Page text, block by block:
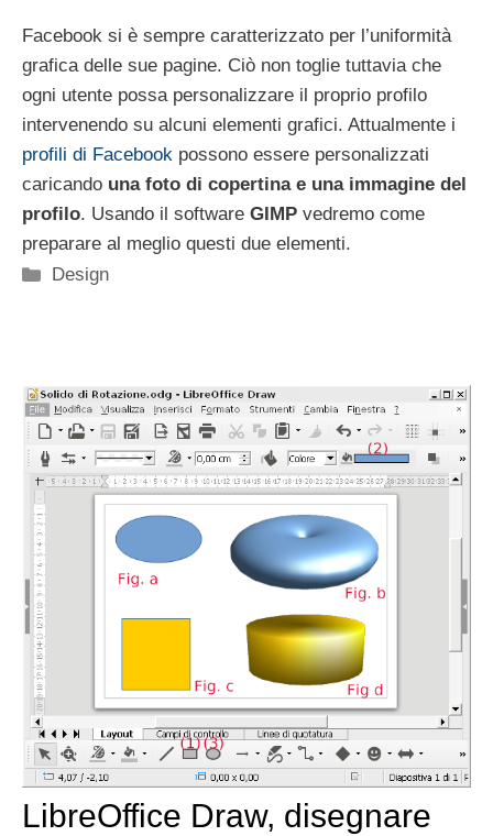
Facebook si è sempre caratterizzato per l’uniformità
grafica delle sue pagine. Ciò non toglie tuttavia che
ogni utente possa personalizzare il proprio profilo
intervenendo su alcuni elementi grafici. Attualmente i
profili di Facebook possono essere personalizzati
caricando una foto di copertina e una immagine del
profilo. Usando il software GIMP vedremo come
preparare al meglio questi due elementi.
Categorie
Design
LibreOffice Draw, disegnare